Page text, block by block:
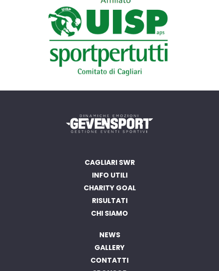
CAGLIARI SWR
INFO UTILI
CHARITY GOAL
RISULTATI
CHI SIAMO
NEWS
GALLERY
CONTATTI